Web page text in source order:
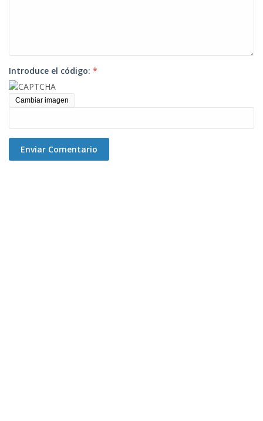
Introduce el código: *
Cambiar imagen
Enviar Comentario